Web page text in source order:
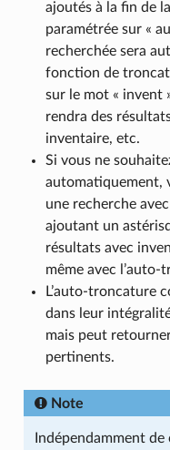
ajoutés à la fin de
paramétrée sur «
recherchée sera
fonction de
sur le mot « invent
rendra des
inventaire, etc.
Si vous ne
automatiquement,
une recherche
ajoutant un
résultats avec
même avec
L’auto-troncature
dans leur
mais peut
pertinents.
Note
Indépendamment